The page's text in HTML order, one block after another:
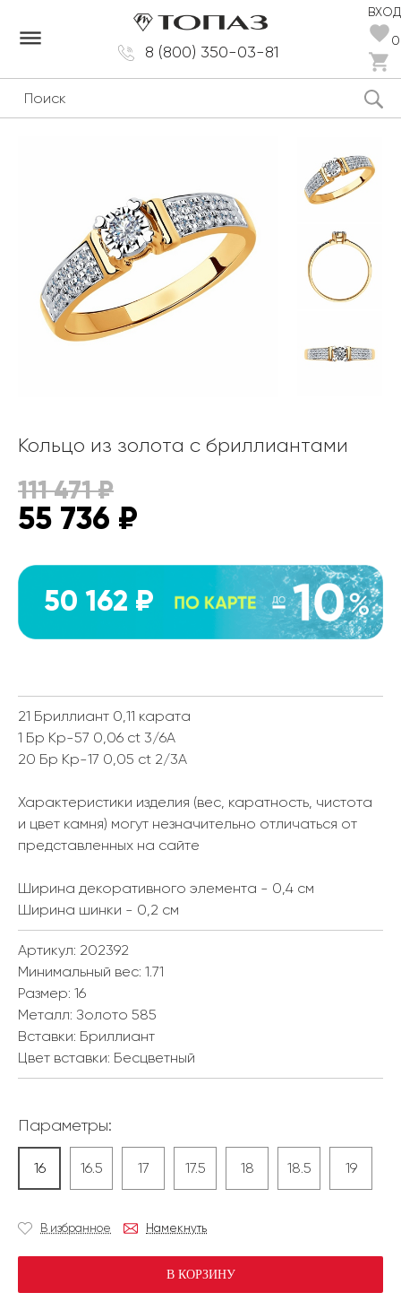
8 (800) 350-03-81
ВХОД
0
dehaze
Кольцо из золота с бриллиантами
111 471₽
55 736 ₽
50 162 ₽
21 Бриллиант 0,11 карата
1 Бр Кр-57 0,06 ct 3/6А
20 Бр Кр-17 0,05 ct 2/3А
Характеристики изделия (вес, каратность, чистота
и цвет камня) могут незначительно отличаться от
представленных на сайте
Ширина декоративного элемента - 0,4 см
Ширина шинки - 0,2 см
Артикул: 202392
Минимальный вес: 1.71
Размер: 16
Металл: Золото 585
Вставки: Бриллиант
Цвет вставки: Бесцветный
Параметры:
16 16.5 17 17.5 18 18.5 19
В избранное Намекнуть
В КОРЗИНУ